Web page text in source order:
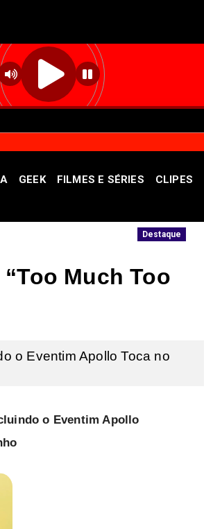
GEEK FILMES E SÉRIES CLIPES
Semana termina no
Much Too
o Eventim Apollo Toca no
o Eventim Apollo